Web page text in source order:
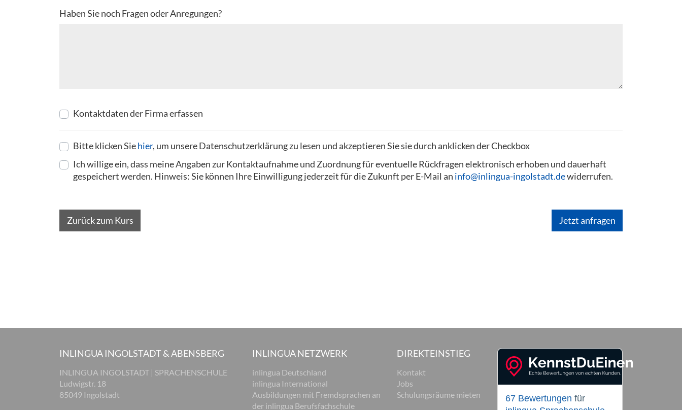
Haben Sie noch Fragen oder Anregungen?
Kontaktdaten der Firma erfassen
Bitte klicken Siehier, um unsere Datenschutzerklärung zu lesen und akzeptieren Sie sie durch anklicken der Checkbox
Ich willige ein, dass meine Angaben zur Kontaktaufnahme und Zuordnung für eventuelle Rückfragen elektronisch erhoben und dauerhaft
gespeichert werden. Hinweis: Sie können Ihre Einwilligung jederzeit für die Zukunft per E-Mail an info@inlingua-ingolstadt.dewiderrufen.
Zurück zum Kurs
INLINGUA INGOLSTADT & ABENSBERG
INLINGUA INGOLSTADT | SPRACHENSCHULE
Ludwigstr. 18
85049 Ingolstadt
INLINGUA NETZWERK
inlingua Deutschland
inlingua International
Ausbildungen mit Fremdsprachen an
der inlingua Berufsfachschule
DIREKTEINSTIEG
Kontakt
Jobs
Schulungsräume mieten
67 Bewertungen für